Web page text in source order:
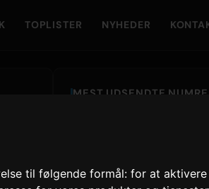
til følgende formål:for at aktivere
TOPLISTER NYHEDER
MEST UDSENDTE NUMRE
あぶく